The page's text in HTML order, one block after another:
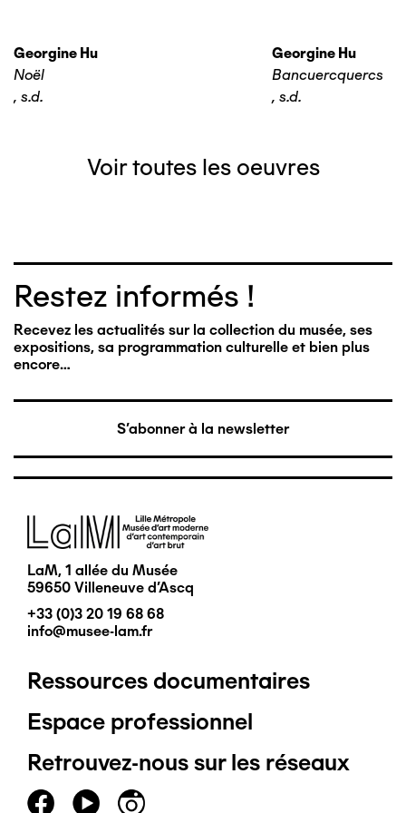
Georgine Hu
Noël
, s.d.
Georgine Hu
Bancuercquercs
, s.d.
Voir toutes les oeuvres
Restez informés !
Recevez les actualités sur la collection du musée, ses
expositions, sa programmation culturelle et bien plus
encore…
S'abonner à la newsletter
Image
LaM, 1 allée du Musée
59650 Villeneuve d'Ascq
+33 (0)3 20 19 68 68
info@musee-lam.fr
Pied
de
page
Ressources documentaires
Espace professionnel
Retrouvez-nous sur les réseaux